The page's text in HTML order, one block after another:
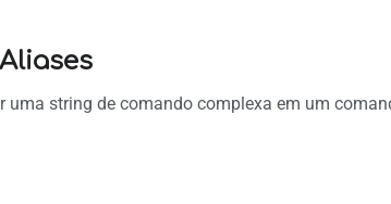
uma string de comando complexa em um